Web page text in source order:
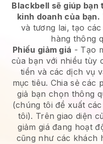
Blackbell sẽ giúp
kinh doanh của bạn.
và tương lai, tạo
hàng thông
Phiếu giảm giá - Tạo
của bạn với nhiều tùy
tiền và các dịch vụ
mục tiêu. Chia sẻ các
giả bạn chọn thông
(chúng tôi đề xuất
tôi). Trên giao diện
giảm giá đang hoạt
cũng như các khách